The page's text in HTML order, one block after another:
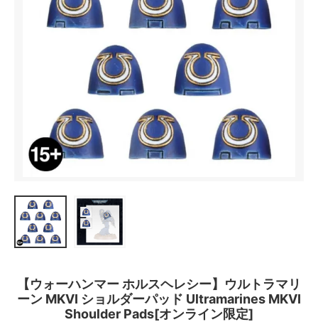
【ウォーハンマー ホルスヘレシー】ウルトラマリ
ーン MKVI ショルダーパッド Ultramarines MKVI
Shoulder Pads[オンライン限定]